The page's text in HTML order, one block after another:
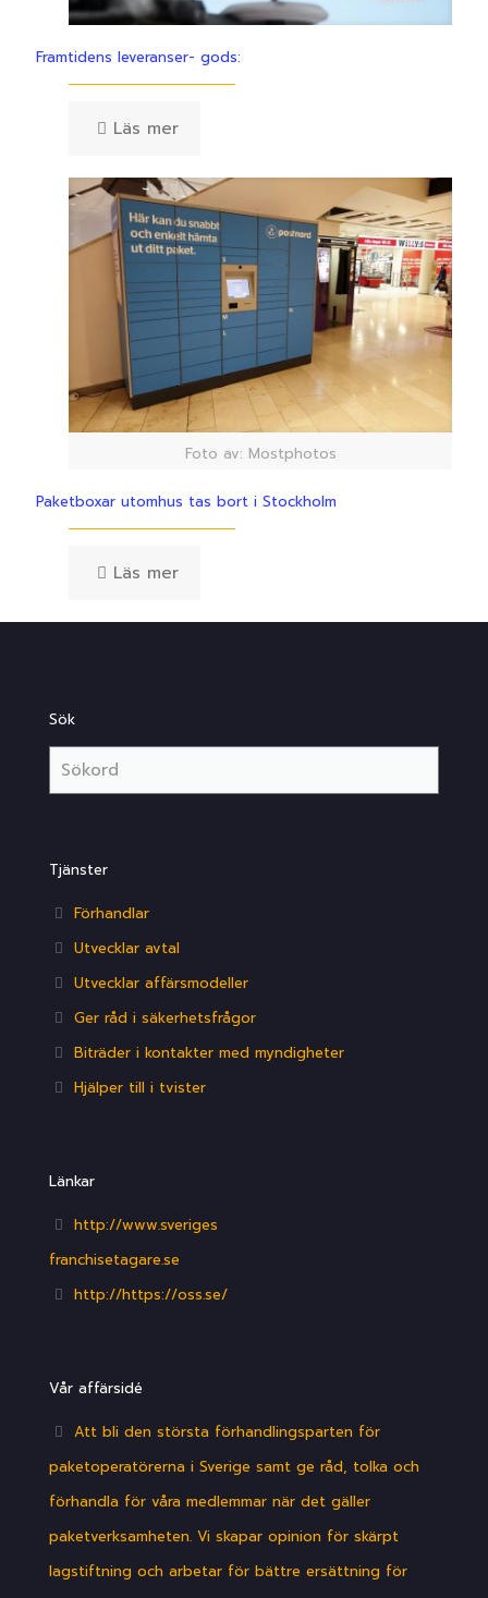
Framtidens leveranser- gods:
Läs mer
Foto av: Mostphotos
Paketboxar utomhus tas bort i Stockholm
Läs mer
Sök
Tjänster
Förhandlar
Utvecklar avtal
Utvecklar affärsmodeller
Ger råd i säkerhetsfrågor
Biträder i kontakter med myndigheter
Hjälper till i tvister
Länkar
http://www.sveriges
franchisetagare.se
http://https://oss.se/
Vår affärsidé
Att bli den största förhandlingsparten för
paketoperatörerna i Sverige samt ge råd, tolka och
förhandla för våra medlemmar när det gäller
paketverksamheten. Vi skapar opinion för skärpt
lagstiftning och arbetar för bättre ersättning för